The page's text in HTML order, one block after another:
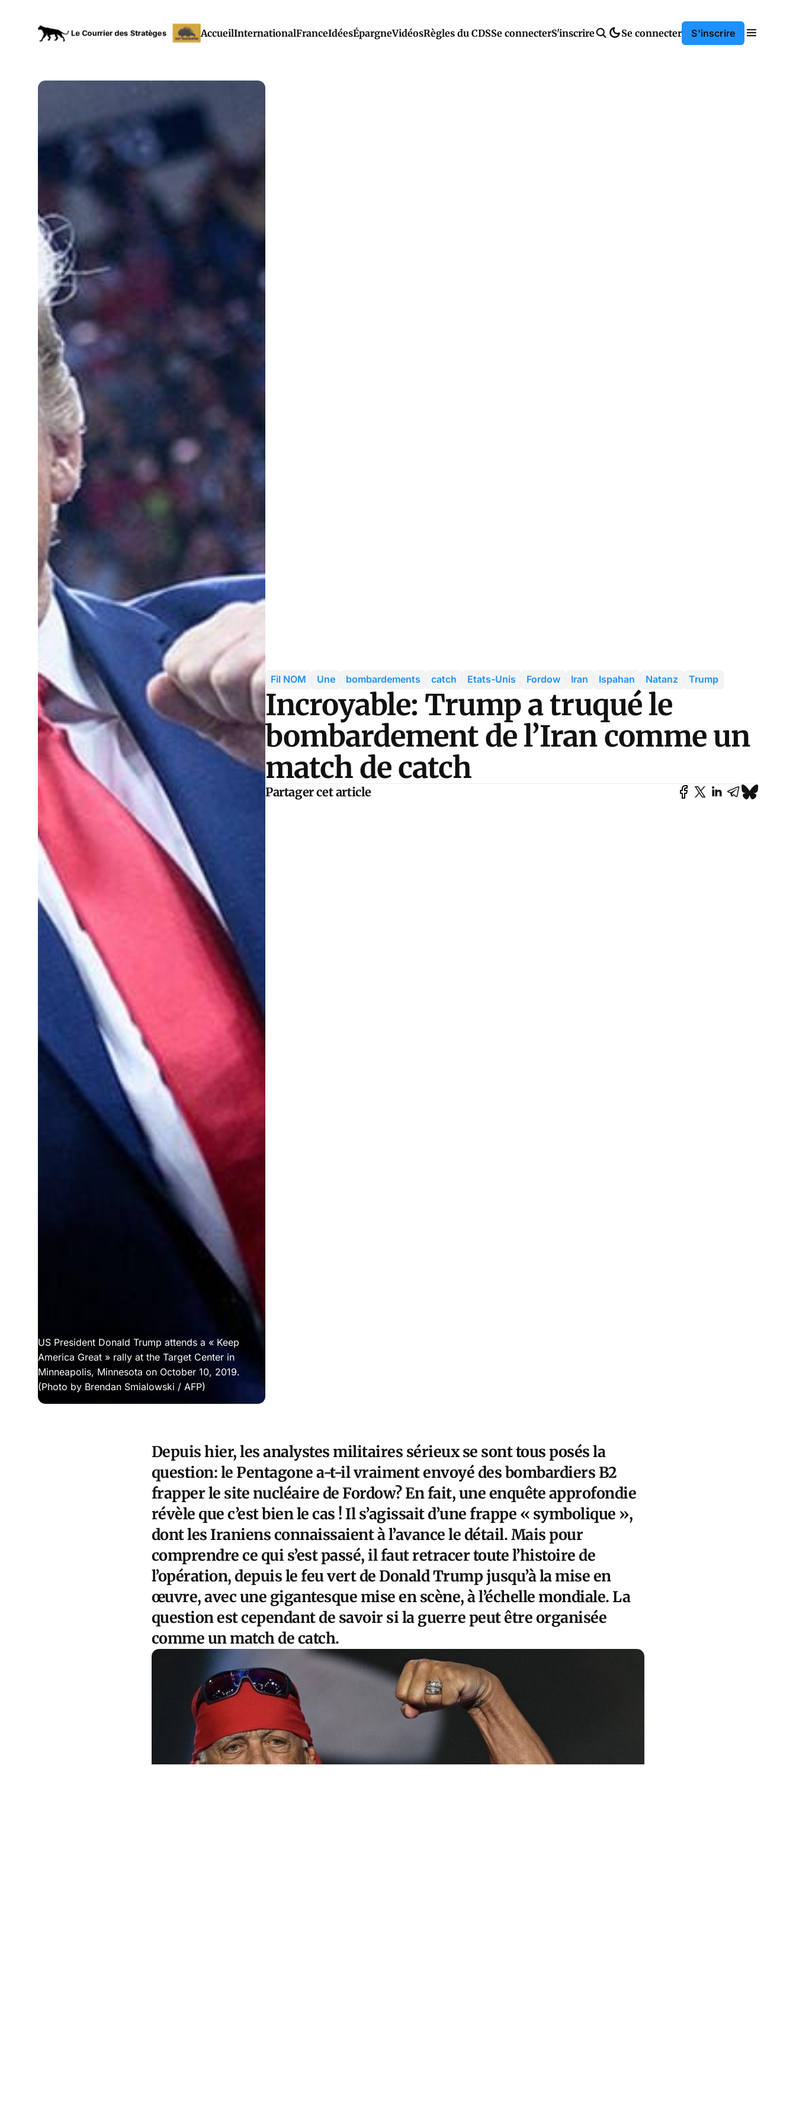
AccueilInternationalFranceIdéesÉpargneVidéosRègles du CDSSe connecterS'inscrire Se connecter S'inscrire
US President Donald Trump attends a « Keep
America Great » rally at the Target Center in
Minneapolis, Minnesota on October 10, 2019.
(Photo by Brendan Smialowski / AFP)
Fil NOM Une bombardements catch Etats-Unis Fordow Iran Ispahan Natanz Trump
Incroyable: Trump a truqué le
bombardement de l’Iran comme un
match de catch
Partager cet article
Depuis hier, les analystes militaires sérieux se sont tous posés la
question: le Pentagone a-t-il vraiment envoyé des bombardiers B2
frapper le site nucléaire de Fordow? En fait, une enquête approfondie
révèle que c’est bien le cas ! Il s’agissait d’une frappe « symbolique »,
dont les Iraniens connaissaient à l’avance le détail. Mais pour
comprendre ce qui s’est passé, il faut retracer toute l’histoire de
l’opération, depuis le feu vert de Donald Trump jusqu’à la mise en
œuvre, avec une gigantesque mise en scène, à l’échelle mondiale. La
question est cependant de savoir si la guerre peut être organisée
comme un match de catch.